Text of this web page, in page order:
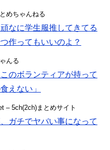
めちゃんねる
なに学生服推してきてる
作ってもいいのよ？
んる
のボランティアが持って
えない」
– 5ch(2ch)まとめサイト
ガチでヤバい事になって